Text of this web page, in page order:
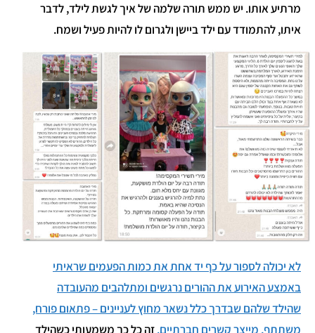
מרתיע אותו. יש ממש תורה שלמה של איך לגשת לילד, לדבר
איתו, להתמודד עם ילד ביישן ולגרום לו להיות פעיל ושמח.
לא יכולה לספור על כף יד אחת את כמות הפעמים שראיתי
באמצע האירוע את ההורים נרגשים ומתלהבים מהעובדה
שהילד שלהם שבדרך כלל נשאר מחוץ לעניינים – פתאום פורח,
משתתף, מייצר קשרים חברתיים.זה כל כך משמעותי כשהילד